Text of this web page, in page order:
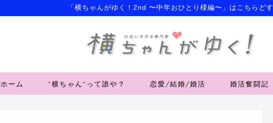
「横ちゃんがゆく！2nd 〜中年おひとり様編〜」はこちらどす
ホーム ”横ちゃん”って誰や？ 恋愛/結婚/婚活 婚活奮闘記